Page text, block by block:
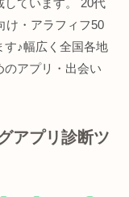
け・アラフィフ50
す♪幅広く全国各地
アプリ・出会い
アプリ診断ツ